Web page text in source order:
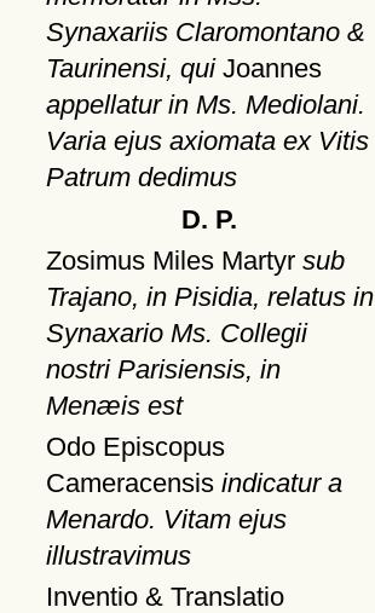
Synaxariis Claromontano &
Taurinensi, quiJoannes
appellatur in Ms. Mediolani.
Varia ejus axiomata ex Vitis
Patrum dedimus
D. P.
Zosimus Miles Martyr sub
Trajano, in Pisidia, relatus in
Synaxario Ms. Collegii
nostri Parisiensis, in
Menæis est
Odo Episcopus
Cameracensis indicatur a
Menardo. Vitam ejus
illustravimus
Inventio & Translatio